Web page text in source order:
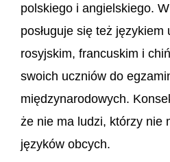
polskiego i angielskiego.
posługuje się też językiem
rosyjskim, francuskim i
swoich uczniów do
międzynarodowych.
że nie ma ludzi, którzy nie
języków obcych.